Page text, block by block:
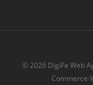
© 2026 DigiFe Web
Commerce-